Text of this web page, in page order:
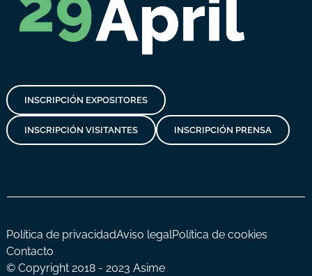
INSCRIPCIÓN EXPOSITORES
INSCRIPCIÓN VISITANTES INSCRIPCIÓN PRENSA
Política de privacidadAviso legalPolítica de cookies
Contacto
© Copyright 2018 - 2023 Asime